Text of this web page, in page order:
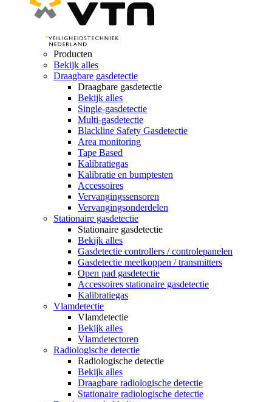
Producten
Bekijk alles
Draagbare gasdetectie
Draagbare gasdetectie
Bekijk alles
Single-gasdetectie
Multi-gasdetectie
Blackline Safety Gasdetectie
Area monitoring
Tape Based
Kalibratiegas
Kalibratie en bumptesten
Accessoires
Vervangingssensoren
Vervangingsonderdelen
Stationaire gasdetectie
Stationaire gasdetectie
Bekijk alles
Gasdetectie controllers / controlepanelen
Gasdetectie meetkoppen / transmitters
Open pad gasdetectie
Accessoires stationaire gasdetectie
Kalibratiegas
Vlamdetectie
Vlamdetectie
Bekijk alles
Vlamdetectoren
Radiologische detectie
Radiologische detectie
Bekijk alles
Draagbare radiologische detectie
Stationaire radiologische detectie